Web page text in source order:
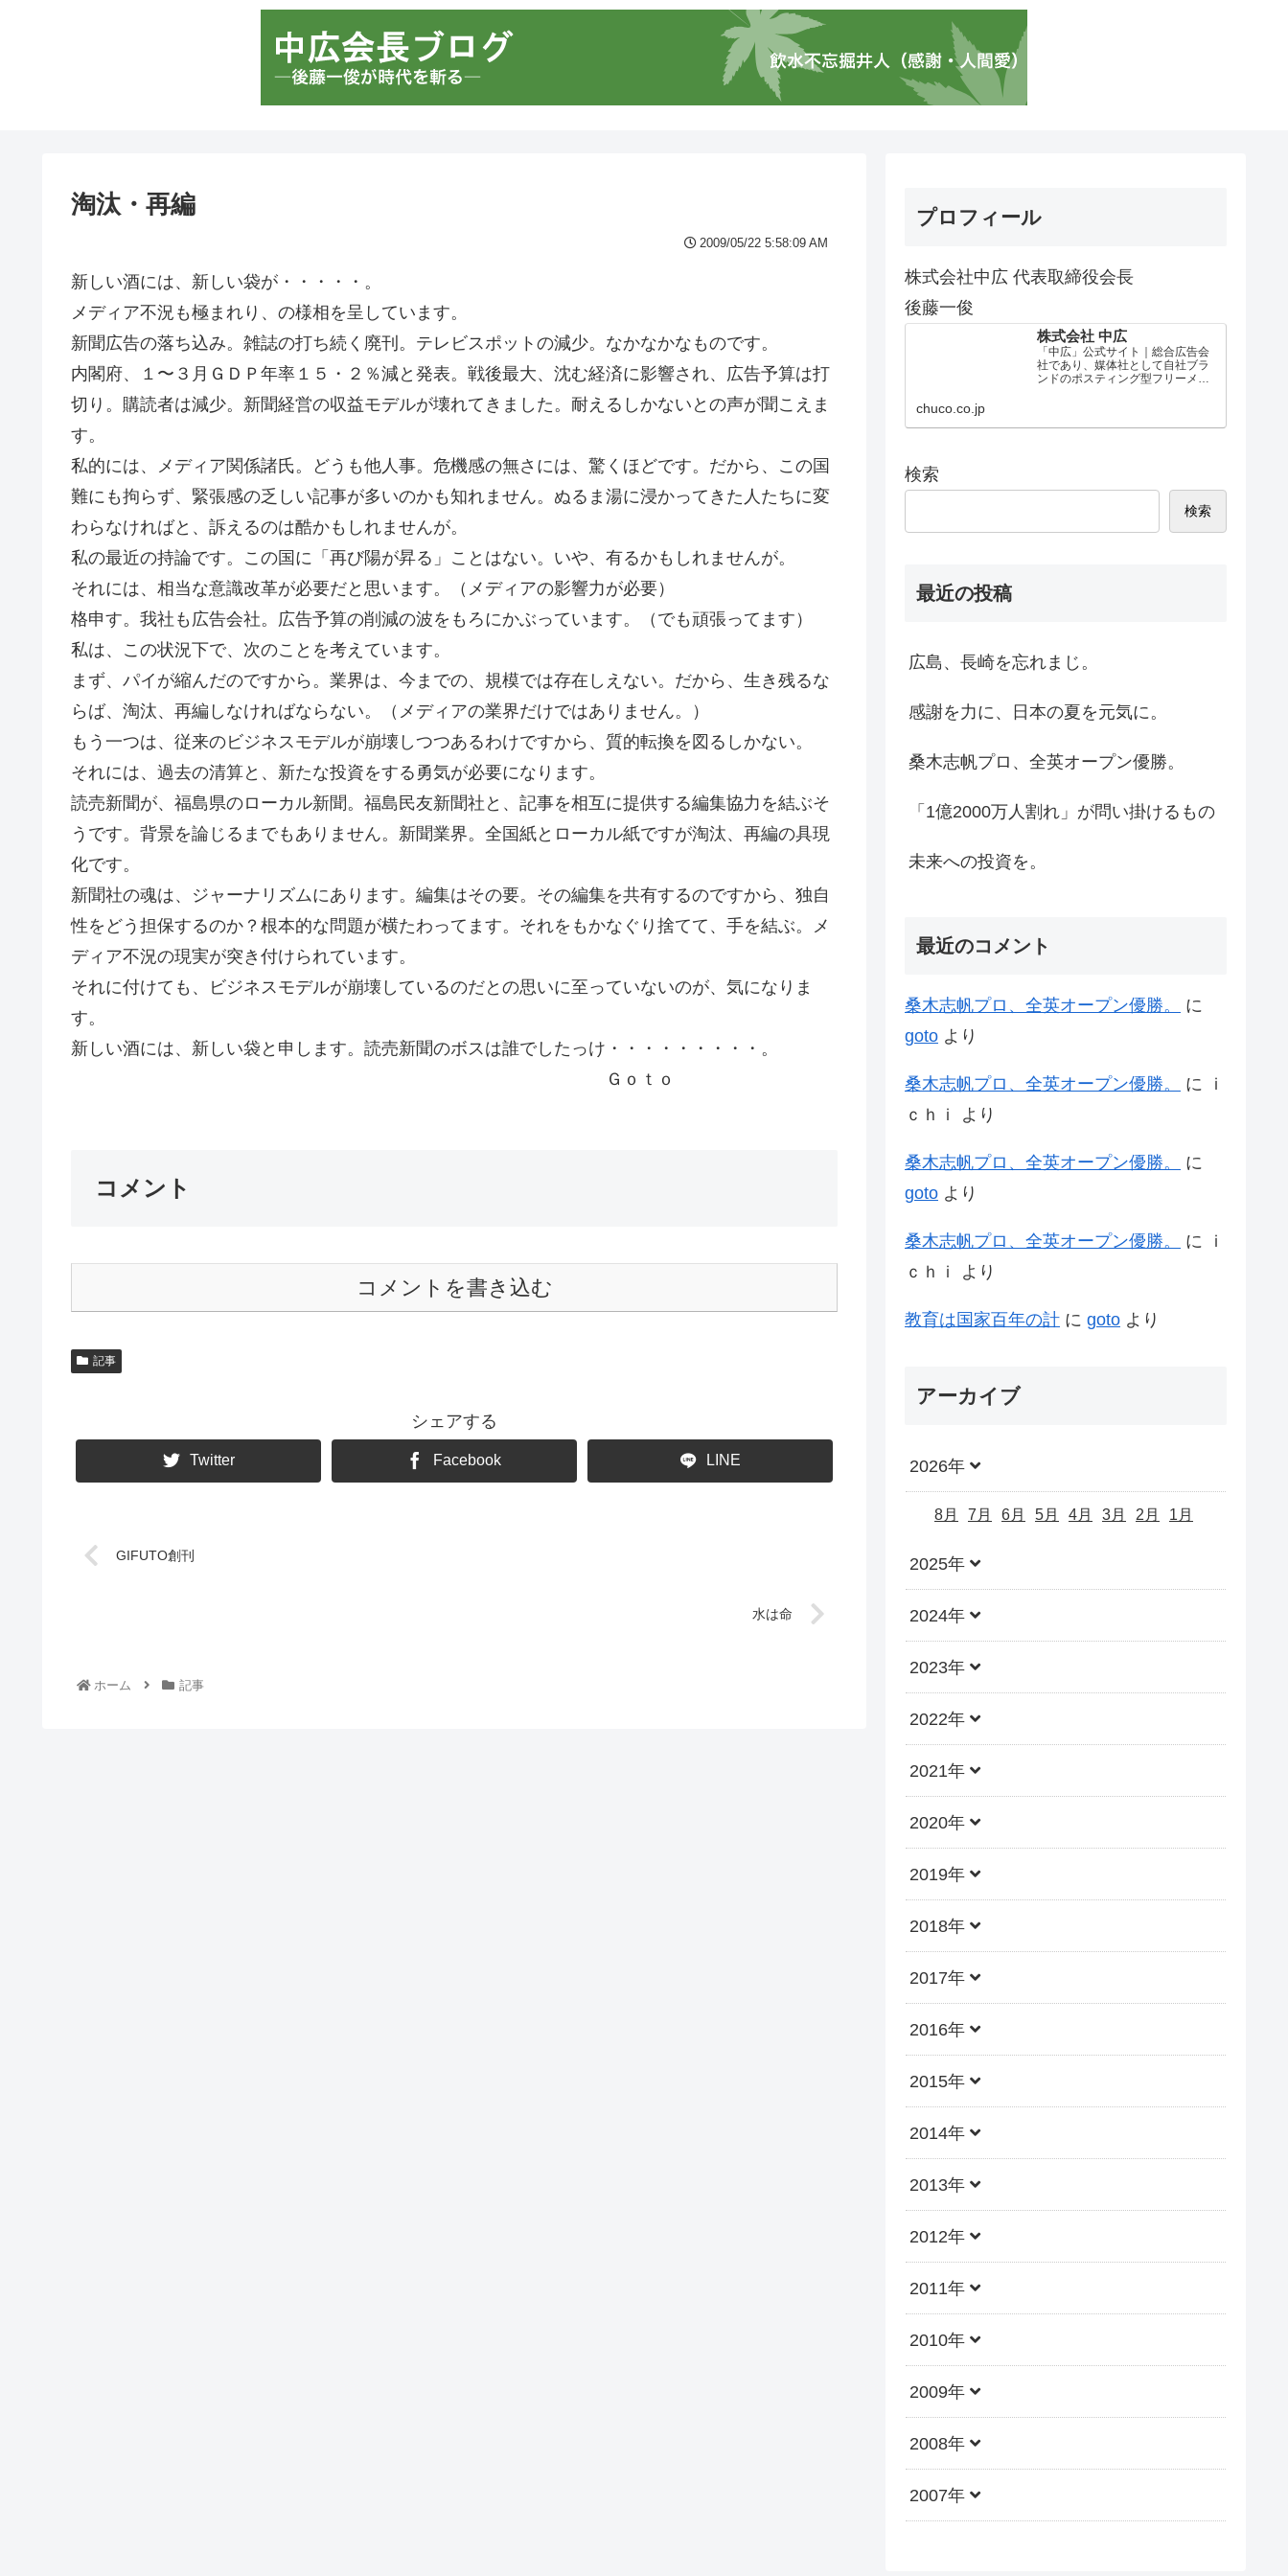
淘汰・再編
2009/05/22 5:58:09 AM
新しい酒には、新しい袋が・・・・・。
メディア不況も極まれり、の様相を呈しています。
新聞広告の落ち込み。雑誌の打ち続く廃刊。テレビスポットの減少。なかなかなものです。
内閣府、１〜３月ＧＤＰ年率１５・２％減と発表。戦後最大、沈む経済に影響され、広告予算は打
切り。購読者は減少。新聞経営の収益モデルが壊れてきました。耐えるしかないとの声が聞こえま
す。
私的には、メディア関係諸氏。どうも他人事。危機感の無さには、驚くほどです。だから、この国
難にも拘らず、緊張感の乏しい記事が多いのかも知れません。ぬるま湯に浸かってきた人たちに変
わらなければと、訴えるのは酷かもしれませんが。
私の最近の持論です。この国に「再び陽が昇る」ことはない。いや、有るかもしれませんが。
それには、相当な意識改革が必要だと思います。（メディアの影響力が必要）
格申す。我社も広告会社。広告予算の削減の波をもろにかぶっています。（でも頑張ってます）
私は、この状況下で、次のことを考えています。
まず、パイが縮んだのですから。業界は、今までの、規模では存在しえない。だから、生き残るな
らば、淘汰、再編しなければならない。（メディアの業界だけではありません。）
もう一つは、従来のビジネスモデルが崩壊しつつあるわけですから、質的転換を図るしかない。
それには、過去の清算と、新たな投資をする勇気が必要になります。
読売新聞が、福島県のローカル新聞。福島民友新聞社と、記事を相互に提供する編集協力を結ぶそ
うです。背景を論じるまでもありません。新聞業界。全国紙とローカル紙ですが淘汰、再編の具現
化です。
新聞社の魂は、ジャーナリズムにあります。編集はその要。その編集を共有するのですから、独自
性をどう担保するのか？根本的な問題が横たわってます。それをもかなぐり捨てて、手を結ぶ。メ
ディア不況の現実が突き付けられています。
それに付けても、ビジネスモデルが崩壊しているのだとの思いに至っていないのが、気になりま
す。
新しい酒には、新しい袋と申します。読売新聞のボスは誰でしたっけ・・・・・・・・・。
Ｇｏｔｏ
コメント
コメントを書き込む
記事
シェアする
Twitter Facebook LINE
GIFUTO創刊
水は命
ホーム 記事
プロフィール
株式会社中広 代表取締役会長
後藤一俊
株式会社 中広
「中広」公式サイト｜総合広告会
社であり、媒体社として自社ブラ
ンドのポスティング型フリーメデ
chuco.co.jp
検索
検索
最近の投稿
広島、長崎を忘れまじ。
感謝を力に、日本の夏を元気に。
桑木志帆プロ、全英オープン優勝。
「1億2000万人割れ」が問い掛けるもの
未来への投資を。
最近のコメント
桑木志帆プロ、全英オープン優勝。
に
goto より
桑木志帆プロ、全英オープン優勝。 に
ｉ
ｃｈｉ
より
桑木志帆プロ、全英オープン優勝。
に
goto より
桑木志帆プロ、全英オープン優勝。 に
ｉ
ｃｈｉ
より
教育は国家百年の計 に goto より
アーカイブ
2026年
8月 7月 6月 5月 4月 3月 2月 1月
2025年
2024年
2023年
2022年
2021年
2020年
2019年
2018年
2017年
2016年
2015年
2014年
2013年
2012年
2011年
2010年
2009年
2008年
2007年